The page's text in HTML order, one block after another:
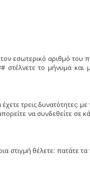
εσωτερικό αριθμό του
στέλνετε το μήνυμα και
τρεις δυνατότητες: με
να συνδεθείτε σε
στιγμή θέλετε: πατάτε